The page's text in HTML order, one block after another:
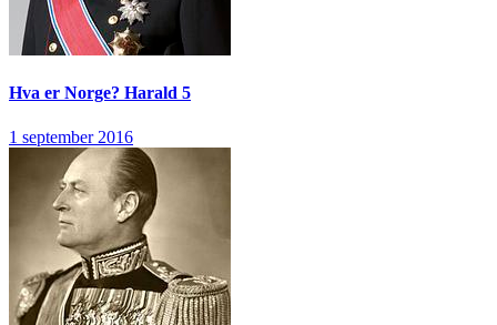
Hva er Norge? Harald 5
1 september 2016